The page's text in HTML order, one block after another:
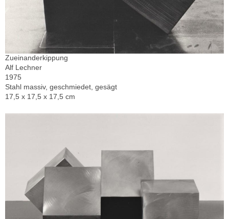
Zueinanderkippung
Alf Lechner
1975
Stahl massiv, geschmiedet, gesägt
17,5 x 17,5 x 17,5 cm